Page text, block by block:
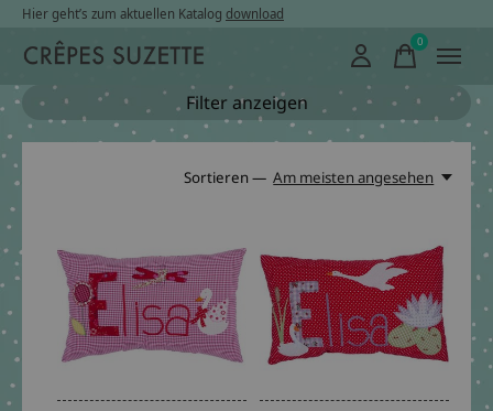
Hier geht’s zum aktuellen Katalog download
0items
Filter anzeigen
Sortieren — Am meisten angesehen